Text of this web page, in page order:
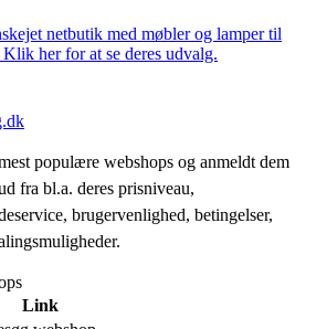
netbutik med møbler og lamper til
her for at se deres udvalg.
populære webshops og anmeldt dem
fra bl.a. deres prisniveau,
brugervenlighed, betingelser,
Link